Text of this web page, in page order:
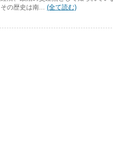
その歴史は南... (全て読む)